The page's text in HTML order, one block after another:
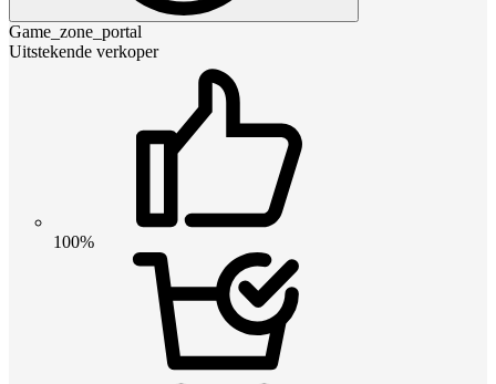
Game_zone_portal
Uitstekende verkoper
100%